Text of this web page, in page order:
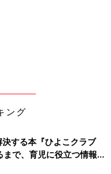
ング
する本『ひよこクラブ
で、育児に役立つ情報が